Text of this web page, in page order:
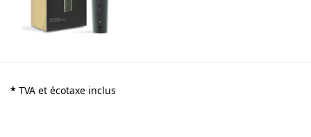
* TVA et écotaxe inclus